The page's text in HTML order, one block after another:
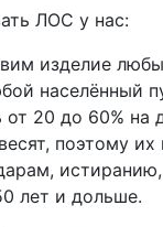
ЛОС у нас:
изделие
населённый
20 до 60% на
поэтому их
лет и дольше.